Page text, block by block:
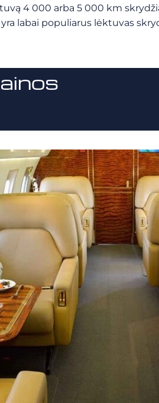
4 000 arba 5 000 km
labai populiarus lėktuvas